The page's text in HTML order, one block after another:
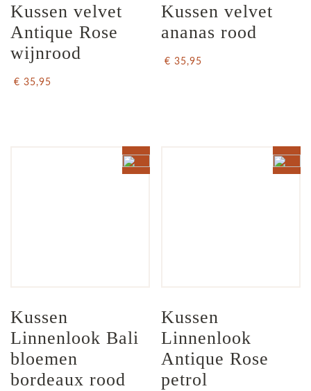
Kussen velvet
Antique Rose
wijnrood
€ 35,95
Kussen velvet
ananas rood
€ 35,95
Kussen
Linnenlook Bali
bloemen
bordeaux rood
Kussen
Linnenlook
Antique Rose
petrol